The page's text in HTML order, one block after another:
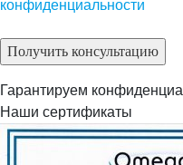
конфиденциальности
Гарантируем
Наши сертификаты